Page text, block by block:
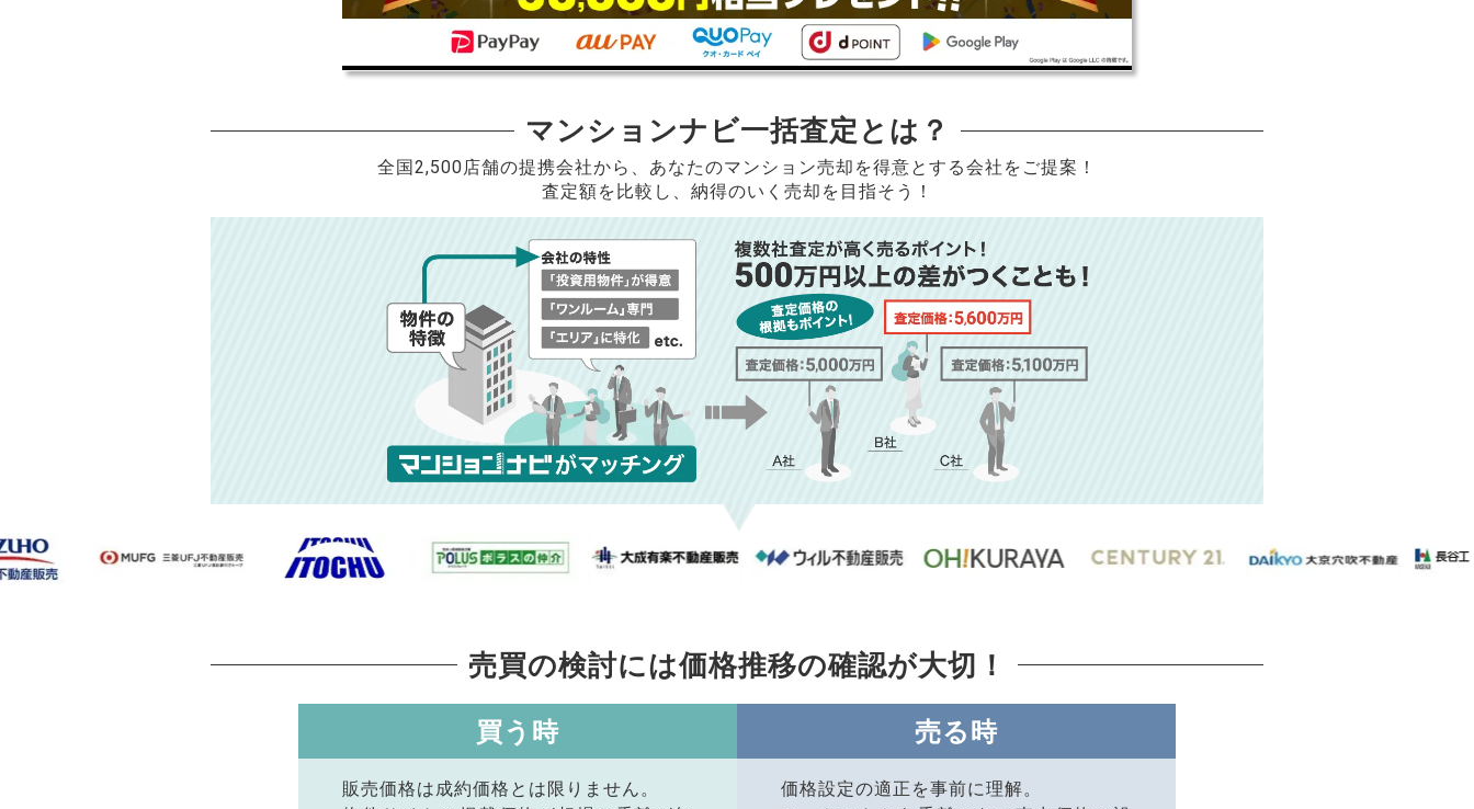
マンションナビ一括査定とは？
全国2,500店舗の提携会社から、 あなたのマンション売却を得意とする会社をご提案！
査定額を比較し、納得のいく売却を目指そう！
売買の検討には価格推移の確認が大切！
買う時
販売価格は成約価格とは限りません。
売る時
価格設定の適正を事前に理解。